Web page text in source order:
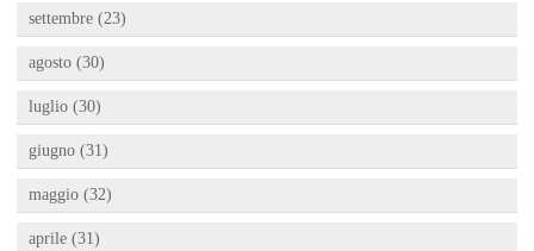
settembre (23)
agosto (30)
luglio (30)
giugno (31)
maggio (32)
aprile (31)